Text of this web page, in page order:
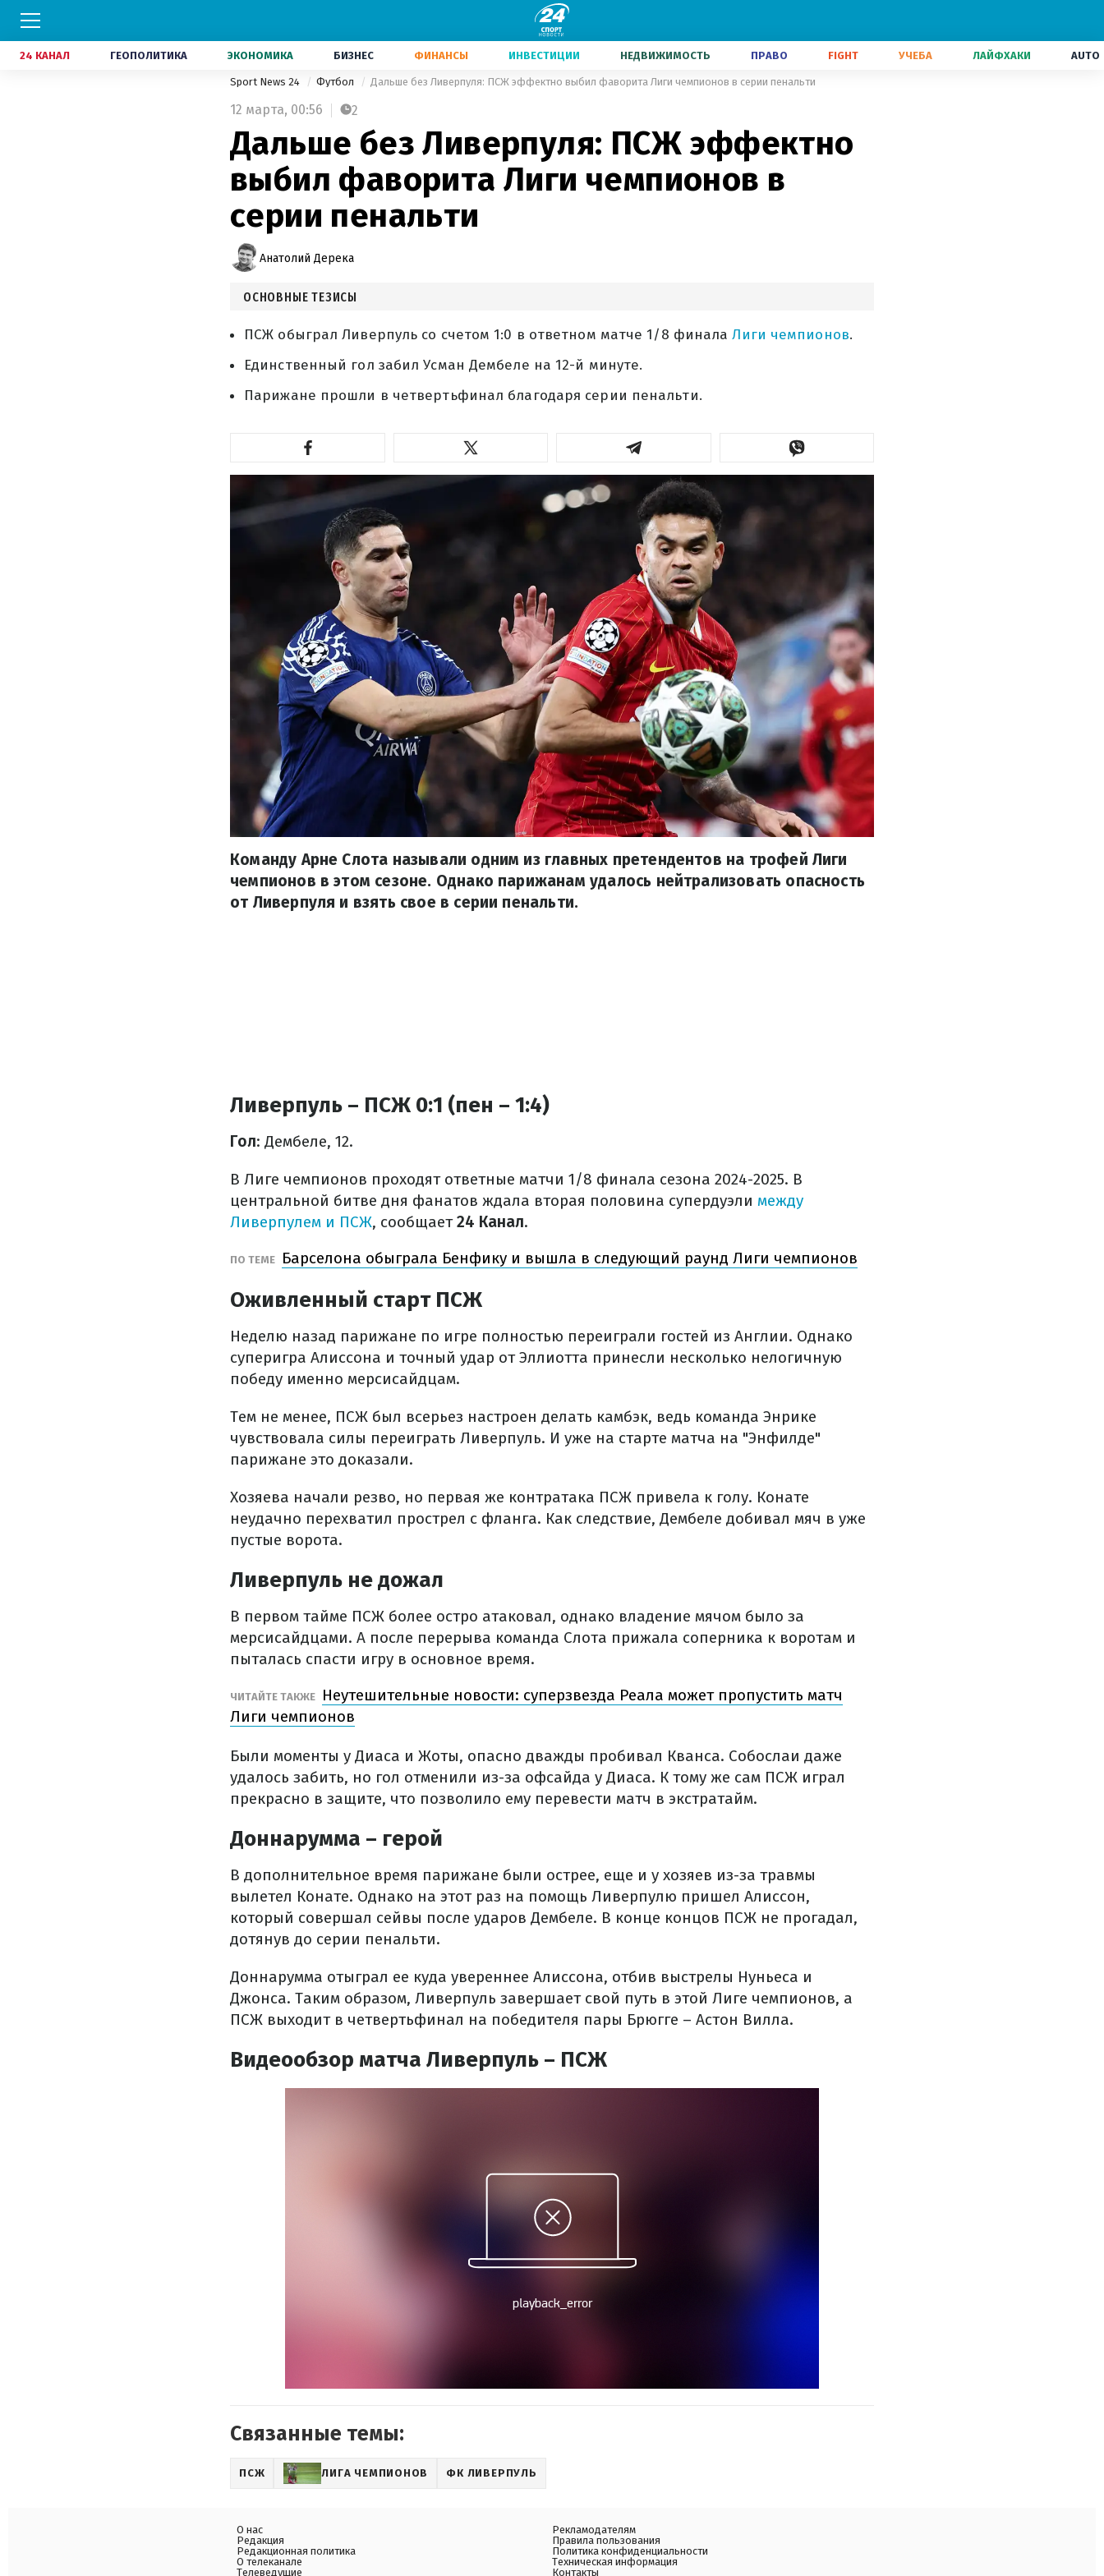
24 КАНАЛ ГЕОПОЛИТИКА ЭКОНОМИКА БИЗНЕС ФИНАНСЫ ИНВЕСТИЦИИ НЕДВИЖИМОСТЬ ПРАВО FIGHT УЧЕБА ЛАЙФХАКИ AUTO
Sport News 24 Футбол Дальше без Ливерпуля: ПСЖ эффектно выбил фаворита Лиги чемпионов в серии пенальти
12 марта, 00:56 2
Дальше без Ливерпуля: ПСЖ эффектно
выбил фаворита Лиги чемпионов в
серии пенальти
Анатолий Дерека
ОСНОВНЫЕ ТЕЗИСЫ
ПСЖ обыграл Ливерпуль со счетом 1:0 в ответном матче 1/8 финалаЛиги чемпионов.
Единственный гол забил Усман Дембеле на 12-й минуте.
Парижане прошли в четвертьфинал благодаря серии пенальти.
Команду Арне Слота называли одним из главных претендентов на трофей Лиги
чемпионов в этом сезоне. Однако парижанам удалось нейтрализовать опасность
от Ливерпуля и взять свое в серии пенальти.
Ливерпуль – ПСЖ 0:1 (пен – 1:4)
Гол: Дембеле, 12.
В Лиге чемпионов проходят ответные матчи 1/8 финала сезона 2024-2025. В
центральной битве дня фанатов ждала вторая половина супердуэли между
Ливерпулем и ПСЖ, сообщает24 Канал.
ПО ТЕМЕ Барселона обыграла Бенфику и вышла в следующий раунд Лиги чемпионов
Оживленный старт ПСЖ
Неделю назад парижане по игре полностью переиграли гостей из Англии. Однако
суперигра Алиссона и точный удар от Эллиотта принесли несколько нелогичную
победу именно мерсисайдцам.
Тем не менее, ПСЖ был всерьез настроен делать камбэк, ведь команда Энрике
чувствовала силы переиграть Ливерпуль. И уже на старте матча на "Энфилде"
парижане это доказали.
Хозяева начали резво, но первая же контратака ПСЖ привела к голу. Конате
неудачно перехватил прострел с фланга. Как следствие, Дембеле добивал мяч в уже
пустые ворота.
Ливерпуль не дожал
В первом тайме ПСЖ более остро атаковал, однако владение мячом было за
мерсисайдцами. А после перерыва команда Слота прижала соперника к воротам и
пыталась спасти игру в основное время.
ЧИТАЙТЕ ТАКЖЕ
Неутешительные новости: суперзвезда Реала может пропустить матч
Лиги чемпионов
Были моменты у Диаса и Жоты, опасно дважды пробивал Кванса. Собослаи даже
удалось забить, но гол отменили из-за офсайда у Диаса. К тому же сам ПСЖ играл
прекрасно в защите, что позволило ему перевести матч в экстратайм.
Доннарумма – герой
В дополнительное время парижане были острее, еще и у хозяев из-за травмы
вылетел Конате. Однако на этот раз на помощь Ливерпулю пришел Алиссон,
который совершал сейвы после ударов Дембеле. В конце концов ПСЖ не прогадал,
дотянув до серии пенальти.
Доннарумма отыграл ее куда увереннее Алиссона, отбив выстрелы Нуньеса и
Джонса. Таким образом, Ливерпуль завершает свой путь в этой Лиге чемпионов, а
ПСЖ выходит в четвертьфинал на победителя пары Брюгге – Астон Вилла.
Видеообзор матча Ливерпуль – ПСЖ
Связанные темы:
ПСЖ ЛИГА ЧЕМПИОНОВ ФК ЛИВЕРПУЛЬ
О нас
Редакция
Редакционная политика
О телеканале
Телеведущие
Рекламодателям
Правила пользования
Политика конфиденциальности
Техническая информация
Контакты